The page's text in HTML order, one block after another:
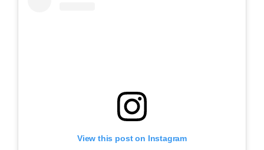
View this post on Instagram